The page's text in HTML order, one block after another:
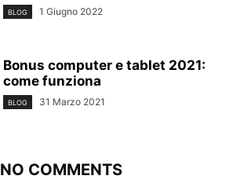
BLOG 1 Giugno 2022
Bonus computer e tablet 2021:
come funziona
BLOG 31 Marzo 2021
NO COMMENTS